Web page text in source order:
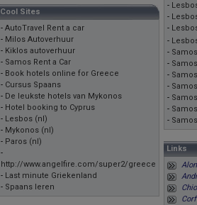
Cool Sites
- AutoTravel Rent a car
- Milos Autoverhuur
- Kiklos autoverhuur
- Samos Rent a Car
- Book hotels online for Greece
- Cursus Spaans
- De leukste hotels van Mykonos
- Hotel booking to Cyprus
- Lesbos (nl)
- Mykonos (nl)
- Paros (nl)
-
http://www.angelfire.com/super2/greece
- Last minute Griekenland
- Spaans leren
-
-
-
-
-
-
-
-
-
-
-
Links